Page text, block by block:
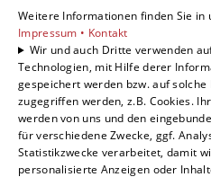
Göttingen
Um externe HTML-
wir Ihre
Weitere Informationen
Weitere Informationen finden Sie in
Impressum • Kontakt
Wir und auch Dritte verwenden
Technologien, mit Hilfe derer
gespeichert werden bzw. auf
zugegriffen werden, z.B. Cookies.
werden von uns und den
für verschiedene Zwecke, ggf.
Statistikzwecke verarbeitet, damit
personalisierte Anzeigen oder